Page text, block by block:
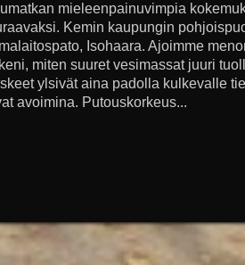
mieleenpainuvimpia
Kemin kaupungin
Isohaara. Ajoimme
miten suuret vesimassat juuri
ylsivät aina padolla kulkevalle
avoimina. Putouskorkeus...